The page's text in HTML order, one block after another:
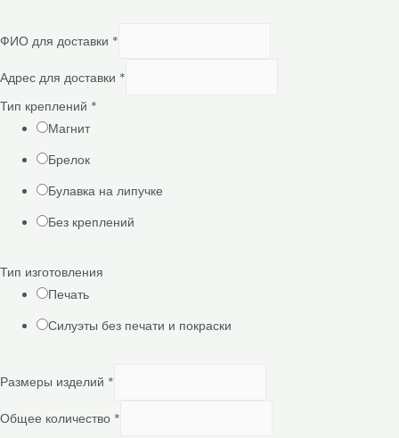
ФИО для доставки *
Адрес для доставки *
Тип креплений *
Магнит
Брелок
Булавка на липучке
Без креплений
Тип изготовления
Печать
Силуэты без печати и покраски
Размеры изделий *
Общее количество *